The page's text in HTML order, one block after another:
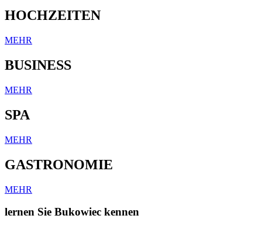
HOCHZEITEN
MEHR
BUSINESS
MEHR
SPA
MEHR
GASTRONOMIE
MEHR
lernen Sie Bukowiec kennen